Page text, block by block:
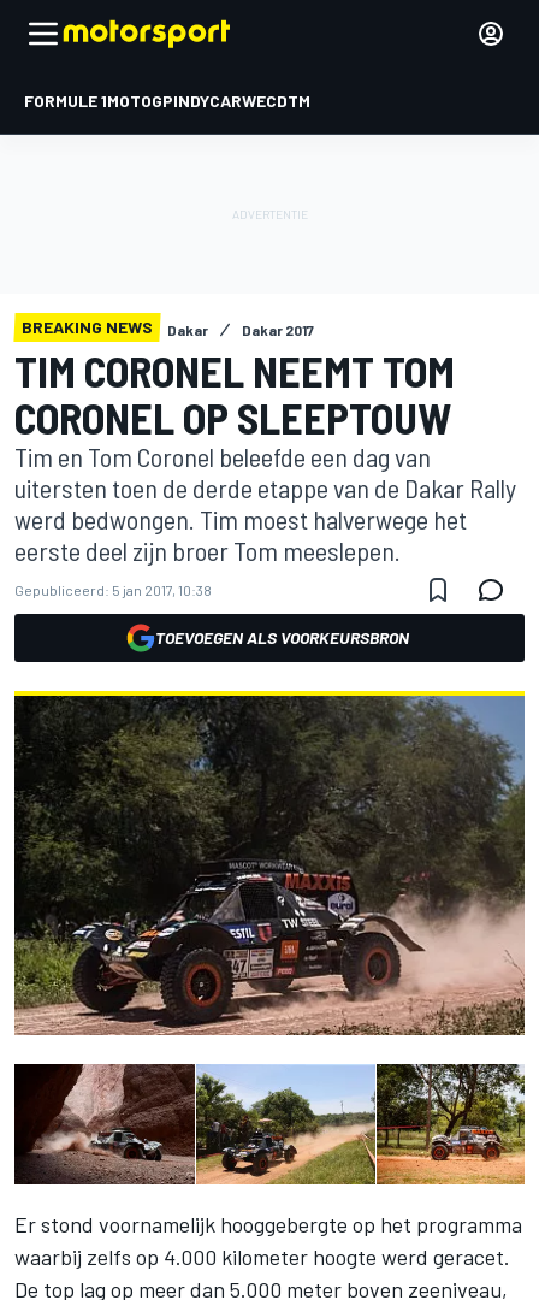
FORMULE 1MOTOGPINDYCARWECDTM
BREAKING NEWS Dakar Dakar 2017
TIM CORONEL NEEMT TOM
CORONEL OP SLEEPTOUW
Tim en Tom Coronel beleefde een dag van
uitersten toen de derde etappe van de Dakar Rally
werd bedwongen. Tim moest halverwege het
eerste deel zijn broer Tom meeslepen.
Gepubliceerd: 5 jan 2017, 10:38
TOEVOEGEN ALS VOORKEURSBRON
Er stond voornamelijk hooggebergte op het programma
waarbij zelfs op 4.000 kilometer hoogte werd geracet.
De top lag op meer dan 5.000 meter boven zeeniveau,